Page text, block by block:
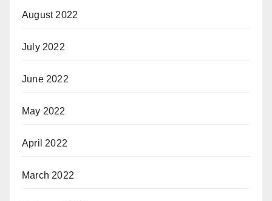
August 2022
July 2022
June 2022
May 2022
April 2022
March 2022